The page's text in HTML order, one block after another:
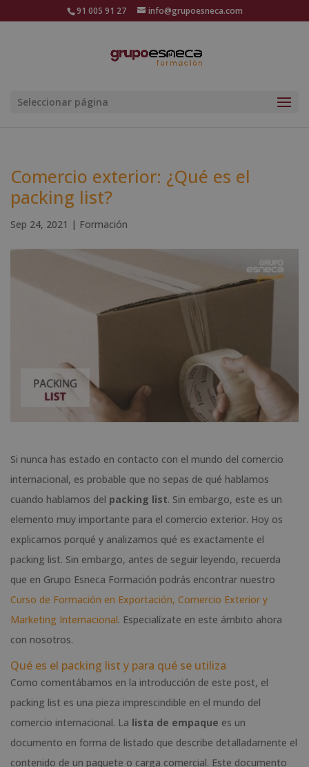
91 005 91 27 info@grupoesneca.com
Seleccionar página
Comercio exterior: ¿Qué es el
packing list?
Sep 24, 2021 | Formación
Si nunca has estado en contacto con el mundo del comercio
internacional, es probable que no sepas de qué hablamos
cuando hablamos del packing list. Sin embargo, este es un
elemento muy importante para el comercio exterior. Hoy os
explicamos porqué y analizamos qué es exactamente el
packing list. Sin embargo, antes de seguir leyendo, recuerda
que en Grupo Esneca Formación podrás encontrar nuestro
Curso de Formación en Exportación, Comercio Exterior y
Marketing Internacional. Especialízate en este ámbito ahora
con nosotros.
Qué es el packing list y para qué se utiliza
Como comentábamos en la introducción de este post, el
packing list es una pieza imprescindible en el mundo del
comercio internacional. La lista de empaque es un
documento en forma de listado que describe detalladamente el
contenido de un paquete o carga comercial. Este documento